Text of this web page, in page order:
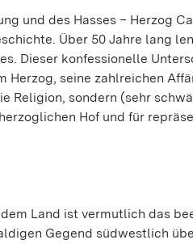
und des Hasses – Herzog
Über 50 Jahre lang
Dieser konfessionelle
seine zahlreichen
Religion, sondern (sehr
Hof und für
Land ist vermutlich das
Gegend südwestlich